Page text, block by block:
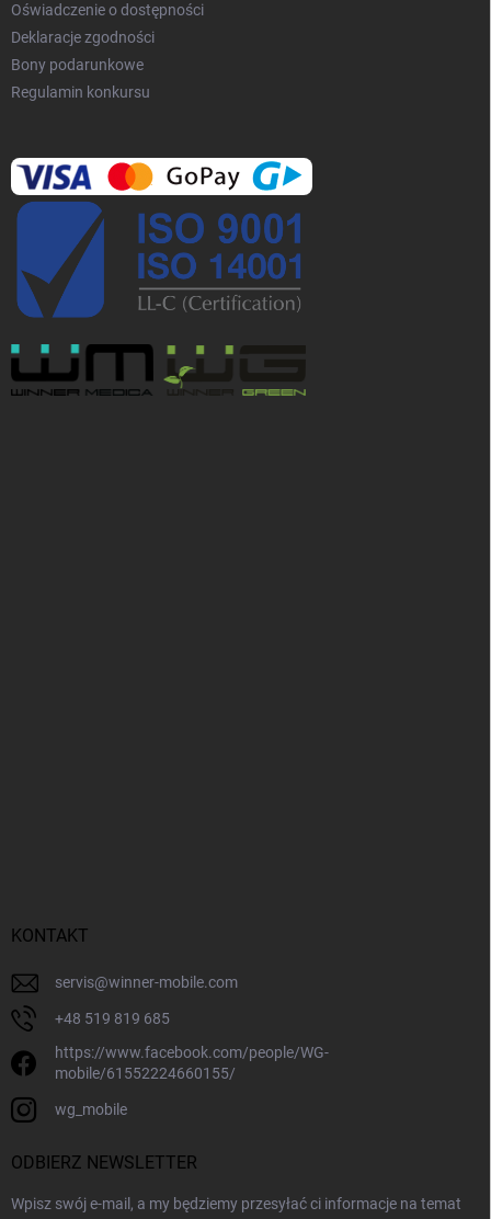
Oświadczenie o dostępności
Deklaracje zgodności
Bony podarunkowe
Regulamin konkursu
KONTAKT
servis@winner-mobile.com
+48 519 819 685
https://www.facebook.com/people/WG-
mobile/61552224660155/
wg_mobile
ODBIERZ NEWSLETTER
Wpisz swój e-mail, a my będziemy przesyłać ci informacje na temat